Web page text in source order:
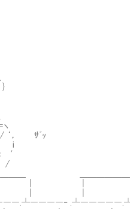
l/ ‘， ｻﾞｯ
l i
′
/